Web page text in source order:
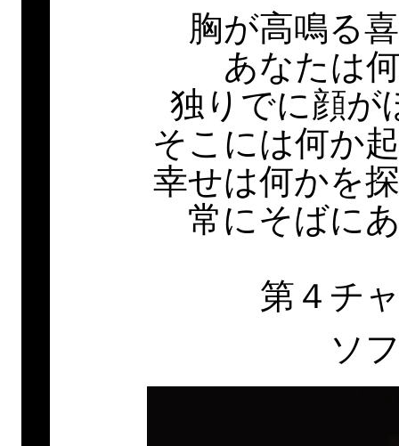
胸が高鳴る
あなたは
独りでに顔が
そこには何か
幸せは何かを
常にそばに
第４チ
ソ